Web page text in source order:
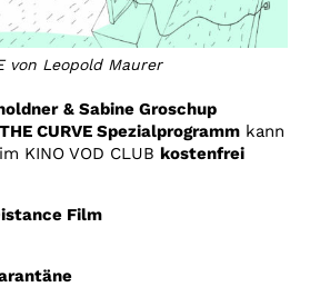
von Leopold Maurer
& Sabine Groschup
CURVE Spezialprogramm kann
KINO VOD CLUB kostenfrei
Film